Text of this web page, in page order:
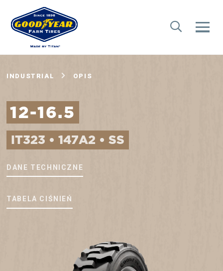
INDUSTRIAL OPIS
12-16.5
IT323 • 147A2 • SS
DANE TECHNICZNE
TABELA CIŚNIEŃ